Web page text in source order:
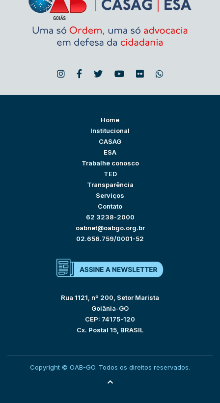
Home
Institucional
CASAG
ESA
Trabalhe conosco
TED
Transparência
Serviços
Contato
62 3238-2000
oabnet@oabgo.org.br
02.656.759/0001-52
Rua 1121, nº 200, Setor Marista
Goiânia-GO
CEP: 74175-120
Cx. Postal 15, BRASIL
Copyright © OAB-GO. Todos os direitos reservados.